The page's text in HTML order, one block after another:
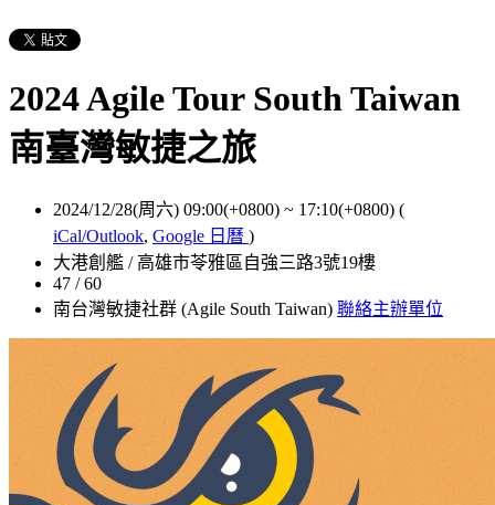
2024 Agile Tour South Taiwan
南臺灣敏捷之旅
2024/12/28(周六) 09:00(+0800) ~ 17:10(+0800) (
iCal/Outlook, Google 日曆 )
大港創艦 / 高雄市苓雅區自強三路3號19樓
47 / 60
南台灣敏捷社群 (Agile South Taiwan) 聯絡主辦單位